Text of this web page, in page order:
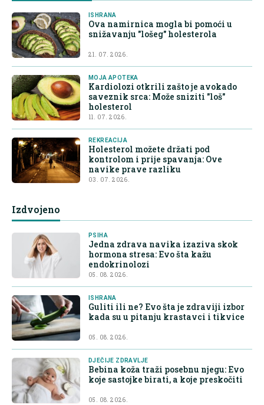
ISHRANA
Ova namirnica mogla bi pomoći u
snižavanju "lošeg" holesterola
21. 07. 2026.
MOJA APOTEKA
Kardiolozi otkrili zašto je avokado
saveznik srca: Može sniziti "loš"
holesterol
11. 07. 2026.
REKREACIJA
Holesterol možete držati pod
kontrolom i prije spavanja: Ove
navike prave razliku
03. 07. 2026.
Izdvojeno
PSIHA
Jedna zdrava navika izaziva skok
hormona stresa: Evo šta kažu
endokrinolozi
05. 08. 2026.
ISHRANA
Guliti ili ne? Evo šta je zdraviji izbor
kada su u pitanju krastavci i tikvice
05. 08. 2026.
DJEČIJE ZDRAVLJE
Bebina koža traži posebnu njegu: Evo
koje sastojke birati, a koje preskočiti
05. 08. 2026.